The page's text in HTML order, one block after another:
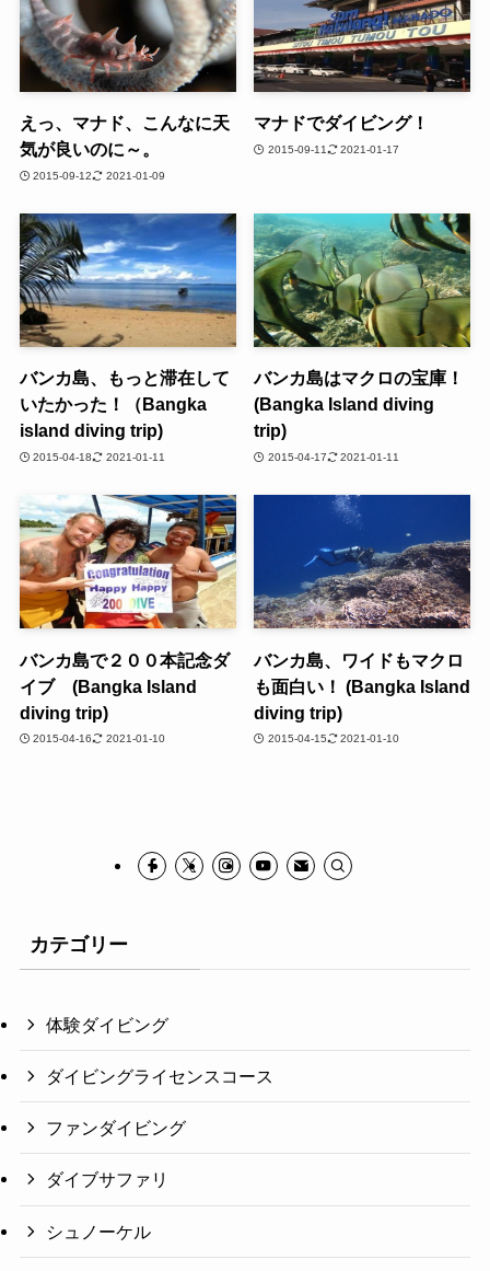
えっ、マナド、こんなに天
気が良いのに～。
2015-09-12 2021-01-09
マナドでダイビング！
2015-09-11 2021-01-17
バンカ島、もっと滞在して
いたかった！（Bangka
island diving trip)
2015-04-18 2021-01-11
バンカ島はマクロの宝庫！
(Bangka Island diving
trip)
2015-04-17 2021-01-11
バンカ島で２００本記念ダ
イブ (Bangka Island
diving trip)
2015-04-16 2021-01-10
バンカ島、ワイドもマクロ
も面白い！ (Bangka Island
diving trip)
2015-04-15 2021-01-10
カテゴリー
体験ダイビング
ダイビングライセンスコース
ファンダイビング
ダイブサファリ
シュノーケル